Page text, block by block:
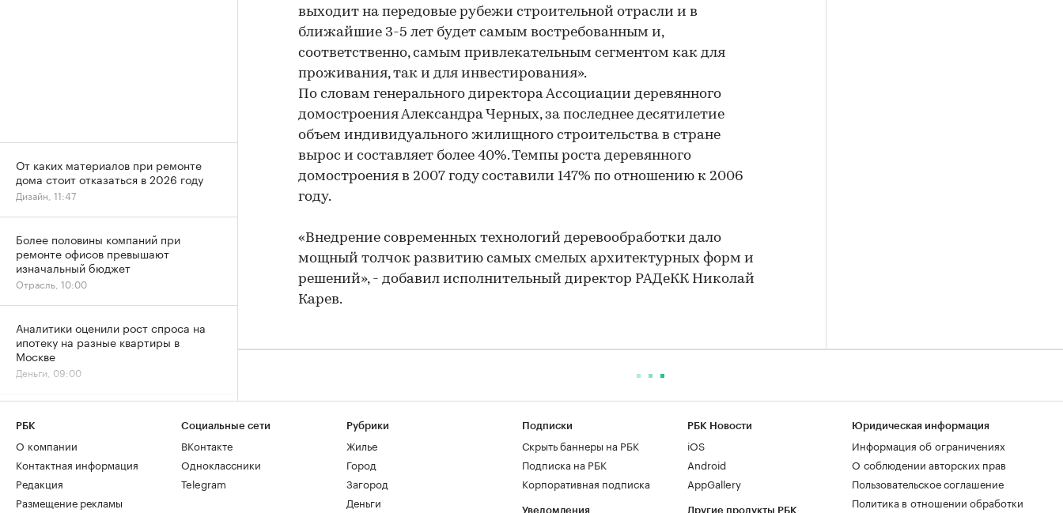
выходит на передовые рубежи строительной отрасли и в
ближайшие 3-5 лет будет самым востребованным и,
соответственно, самым привлекательным сегментом как для
проживания, так и для инвестирования».
По словам генерального директора Ассоциации деревянного
домостроения Александра Черных, за последнее десятилетие
объем индивидуального жилищного строительства в стране
вырос и составляет более 40%. Темпы роста деревянного
домостроения в 2007 году составили 147% по отношению к 2006
году.
«Внедрение современных технологий деревообработки дало
мощный толчок развитию самых смелых архитектурных форм и
решений», - добавил исполнительный директор РАДеКК Николай
Карев.
От каких материалов при ремонте
дома стоит отказаться в 2026 году
Дизайн, 11:47
Более половины компаний при
ремонте офисов превышают
изначальный бюджет
Отрасль, 10:00
Аналитики оценили рост спроса на
ипотеку на разные квартиры в
Москве
Деньги, 09:00
цен на жилье резко замедлилось
Жилье, 06:00
ЦБ оценил ставки проектного
финансирования для застройщиков
РБК
О компании
Контактная информация
Редакция
Размещение рекламы
Социальные сети
ВКонтакте
Одноклассники
Telegram
Рубрики
Жилье
Город
Загород
Деньги
Подписки
Скрыть баннеры на РБК
Подписка на РБК
Корпоративная подписка
Уведомления
РБК Новости
iOS
Android
AppGallery
Другие продукты РБК
Юридическая информация
Информация об ограничениях
О соблюдении авторских прав
Пользовательское соглашение
Политика в отношении обработки